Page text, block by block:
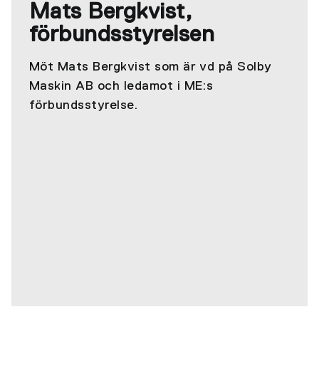
Mats Bergkvist,
förbundsstyrelsen
Möt Mats Bergkvist som är vd på Solby
Maskin AB och ledamot i ME:s
förbundsstyrelse.